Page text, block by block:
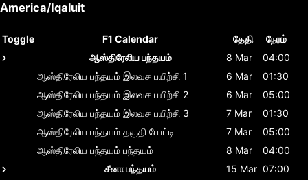
America/Iqaluit
Toggle F1 Calendar தேதி
நேரம்
ஆஸ்திரேலிய பந்தயம்
8 Mar
04:00
ஆஸ்திரேலிய பந்தயம் இலவச பயிற்சி 1 6 Mar
01:30
ஆஸ்திரேலிய பந்தயம் இலவச பயிற்சி 2 6 Mar
05:00
ஆஸ்திரேலிய பந்தயம் இலவச பயிற்சி 3 7 Mar
01:30
ஆஸ்திரேலிய பந்தயம் தகுதி போட்டி 7 Mar
05:00
ஆஸ்திரேலிய பந்தயம் பந்தயம் 8 Mar
04:00
சீனா பந்தயம்
15 Mar 07:00